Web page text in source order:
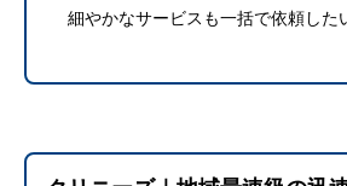
細やかなサービスも一括で依頼した